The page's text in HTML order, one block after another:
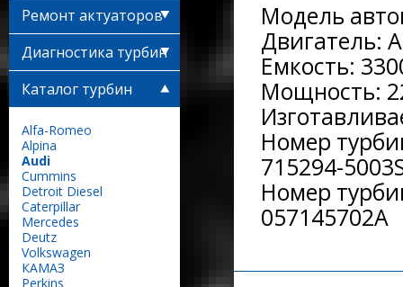
Модель
Двигатель:
Емкость:
Мощность:
Номер
715294-
Номер
057145702A
Ремонт актуаторов
Диагностика турбин
Каталог турбин
Alfa-Romeo
Alpina
Audi
Сummins
Detroit Diesel
Caterpillar
Mercedes
Deutz
Volkswagen
КАМАЗ
Perkins